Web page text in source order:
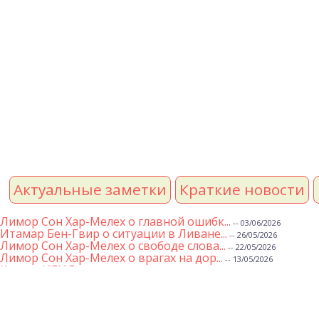
Актуальные заметки Краткие новости
Лимор Сон Хар-Мелех о главной ошибк... -- 03/06/2026
Итамар Бен-Гвир о ситуации в Ливане... -- 26/05/2026
Лимор Сон Хар-Мелех о свободе слова... -- 22/05/2026
Лимор Сон Хар-Мелех о врагах на дор... -- 13/05/2026
Клятва ИГИЛ